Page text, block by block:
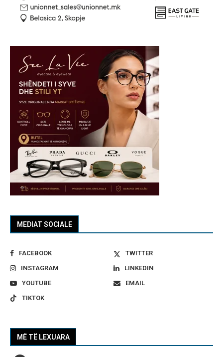
MEDIAT SOCIALE
FACEBOOK
TWITTER
INSTAGRAM
LINKEDIN
YOUTUBE
EMAIL
TIKTOK
MË TË LEXUARA